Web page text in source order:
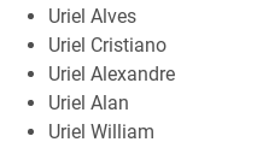
Uriel Alves
Uriel Cristiano
Uriel Alexandre
Uriel Alan
Uriel William